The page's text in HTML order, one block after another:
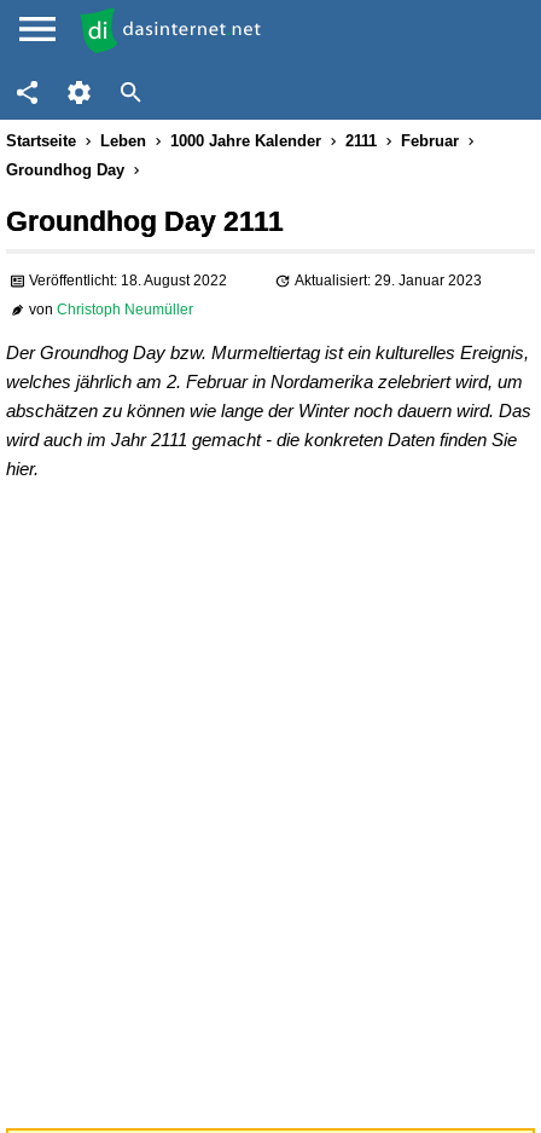
Startseite Leben 1000 Jahre Kalender 2111
Februar
Groundhog Day
Groundhog Day 2111
Veröffentlicht: 18. August 2022
Aktualisiert: 29. Januar 2023
vonChristoph Neumüller
Der Groundhog Day bzw. Murmeltiertag ist ein kulturelles Ereignis,
welches jährlich am 2. Februar in Nordamerika zelebriert wird, um
abschätzen zu können wie lange der Winter noch dauern wird. Das
wird auch im Jahr 2111 gemacht - die konkreten Daten finden Sie
hier.